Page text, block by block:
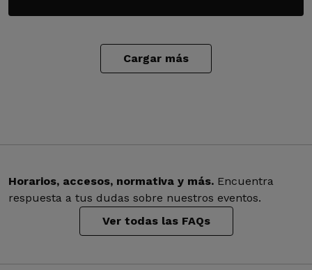
Cargar más
Horarios, accesos, normativa y más. Encuentra
respuesta a tus dudas sobre nuestros eventos.
Ver todas las FAQs